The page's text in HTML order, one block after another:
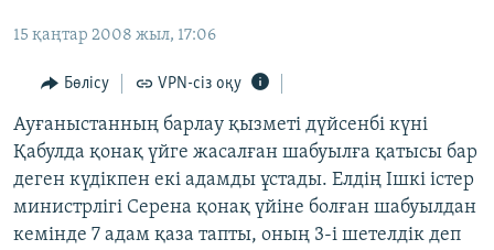
main
Navigation
Search
АДАМ ҚҰҚЫҚТАРЫ
ӘЛЕУМЕТ
ӘЛЕМ
АРНАЙЫ ЖОБАЛАР
Русский
15 қаңтар 2008 жыл, 17:06
Бөлісу VPN-сіз оқу
Ауғаныстанның барлау қызметі дүйсенбі күні
Қабулда қонақ үйге жасалған шабуылға қатысы бар
деген күдікпен екі адамды ұстады. Елдің Ішкі істер
министрлігі Серена қонақ үйіне болған шабуылдан
кемінде 7 адам қаза тапты, оның 3-і шетелдік деп